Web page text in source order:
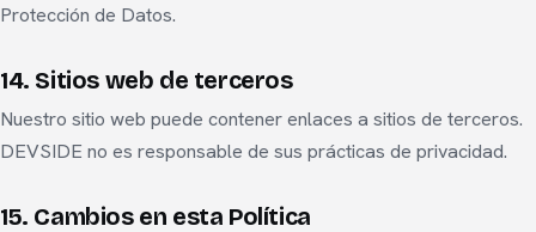
Protección de Datos.
14. Sitios web de terceros
Nuestro sitio web puede contener enlaces a sitios de terceros.
DEVSIDE no es responsable de sus prácticas de privacidad.
15. Cambios en esta Política